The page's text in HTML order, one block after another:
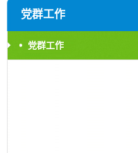
党群工作
党群工作